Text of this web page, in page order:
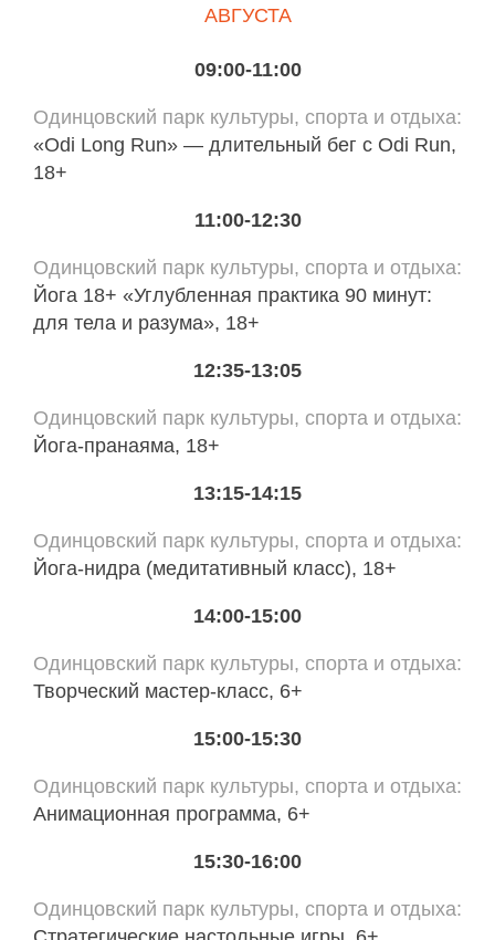
АВГУСТА
09:00-11:00
Одинцовский парк культуры, спорта и отдыха
«Odi Long Run» — длительный бег с Odi Run,
18+
11:00-12:30
Одинцовский парк культуры, спорта и отдыха
Йога 18+ «Углубленная практика 90 минут:
для тела и разума», 18+
12:35-13:05
Одинцовский парк культуры, спорта и отдыха
Йога-пранаяма, 18+
13:15-14:15
Одинцовский парк культуры, спорта и отдыха
Йога-нидра (медитативный класс), 18+
14:00-15:00
Одинцовский парк культуры, спорта и отдыха
Творческий мастер-класс, 6+
15:00-15:30
Одинцовский парк культуры, спорта и отдыха
Анимационная программа, 6+
15:30-16:00
Одинцовский парк культуры, спорта и отдыха